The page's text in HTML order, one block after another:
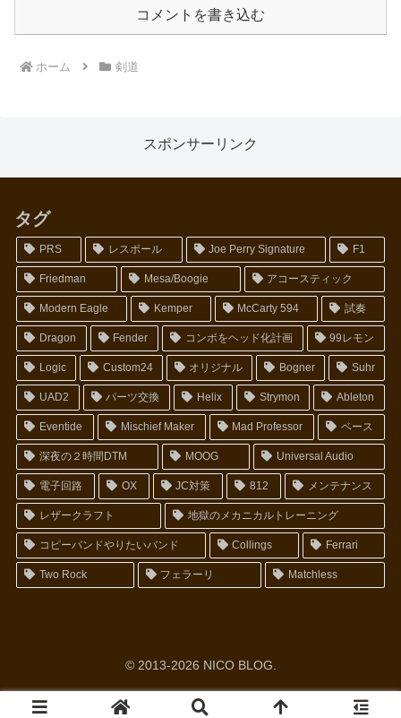
コメントを書き込む
ホーム 剣道
スポンサーリンク
タグ
PRS レスポール Joe Perry Signature F1
Friedman Mesa/Boogie アコースティック
Modern Eagle Kemper McCarty 594 試奏
Dragon Fender コンボをヘッド化計画 99レモン
Logic Custom24 オリジナル Bogner Suhr
UAD2 パーツ交換 Helix Strymon Ableton
Eventide Mischief Maker Mad Professor ベース
深夜の２時間DTM MOOG Universal Audio
電子回路 OX JC対策 812 メンテナンス
レザークラフト 地獄のメカニカルトレーニング
コピーバンドやりたいバンド Collings Ferrari
Two Rock フェラーリ Matchless
© 2013-2026 NICO BLOG.